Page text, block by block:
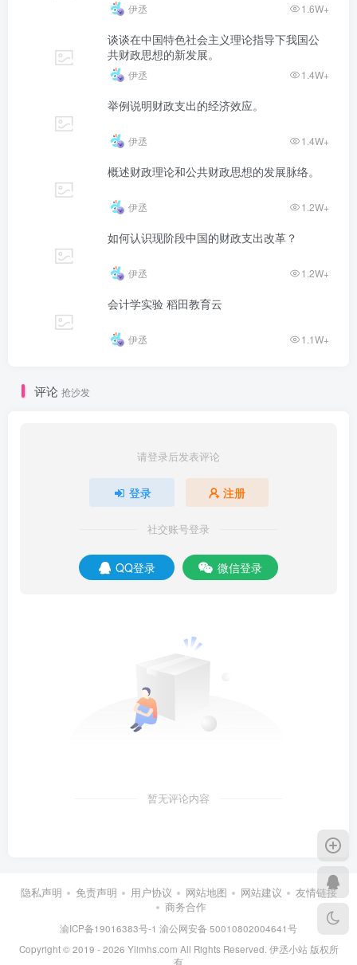
伊丞 1.6W+
谈谈在中国特色社会主义理论指导下我国公
共财政思想的新发展。
伊丞 1.4W+
举例说明财政支出的经济效应。
伊丞 1.4W+
概述财政理论和公共财政思想的发展脉络。
伊丞 1.2W+
如何认识现阶段中国的财政支出改革？
伊丞 1.2W+
会计学实验 稻田教育云
伊丞 1.1W+
评论 抢沙发
请登录后发表评论
登录 注册
社交账号登录
QQ登录 微信登录
暂无评论内容
隐私声明 免责声明 用户协议 网站地图 网站建议
友情链接
商务合作
渝ICP备19016383号-1 渝公网安备 50010802004641号
Copyright © 2019 - 2026 Ylimhs.com All Rights Reserved. 伊丞小站 版权所
有